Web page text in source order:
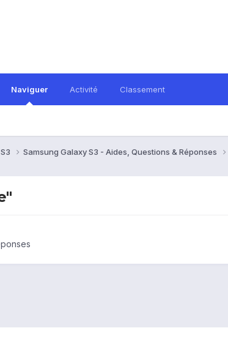
Naviguer Activité Classement
Samsung Galaxy S3 - Aides, Questions & Réponses